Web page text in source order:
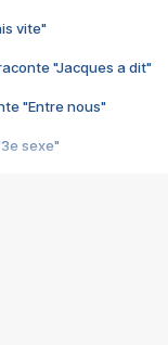
vite"
"Jacques a dit"
"Entre nous"
sexe"